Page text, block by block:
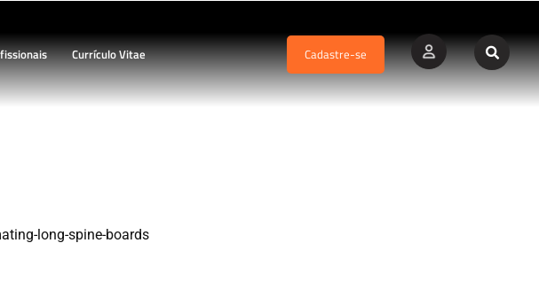
Currículo Vitae Cadastre-se
realmente válido?
long-spine-boards